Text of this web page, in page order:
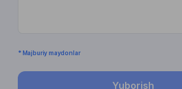
* Majburiy maydonlar
Yuborish